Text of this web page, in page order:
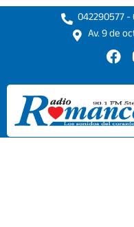
Ir
042290577
Av. 9 de
F
c
e
b
o
o